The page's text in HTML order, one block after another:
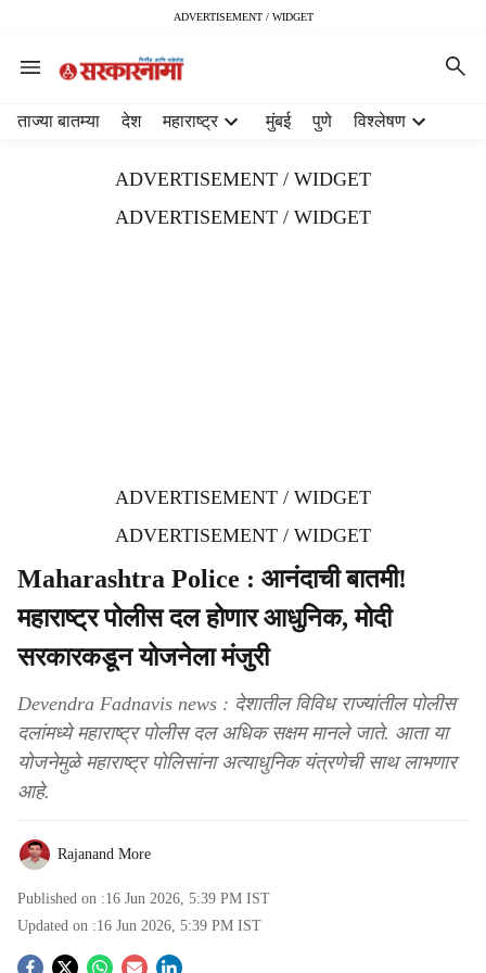
ADVERTISEMENT / WIDGET
ताज्या बातम्या देश महाराष्ट्र मुंबई पुणे विश्लेषण
ADVERTISEMENT / WIDGET
ADVERTISEMENT / WIDGET
ADVERTISEMENT / WIDGET
ADVERTISEMENT / WIDGET
Maharashtra Police : आनंदाची बातमी!
महाराष्ट्र पोलीस दल होणार आधुनिक, मोदी
सरकारकडून योजनेला मंजुरी
Devendra Fadnavis news : देशातील विविध राज्यांतील पोलीस
दलांमध्ये महाराष्ट्र पोलीस दल अधिक सक्षम मानले जाते. आता या
योजनेमुळे महाराष्ट्र पोलिसांना अत्याधुनिक यंत्रणेची साथ लाभणार
आहे.
Rajanand More
Published on :16 Jun 2026, 5:39 PM IST
Updated on :16 Jun 2026, 5:39 PM IST